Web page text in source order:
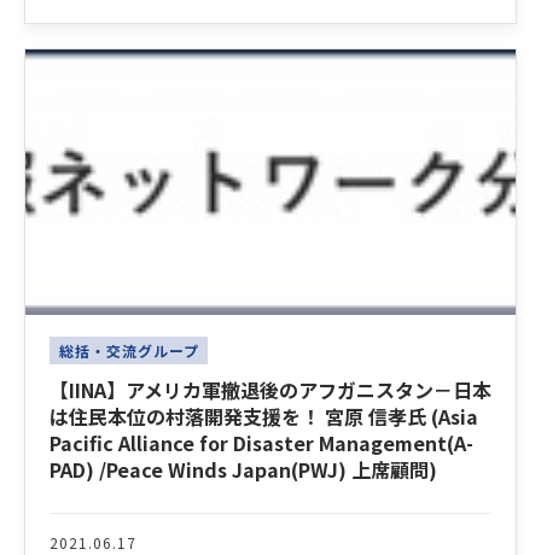
総括・交流グループ
【IINA】アメリカ軍撤退後のアフガニスタン－日本
は住民本位の村落開発支援を！ 宮原 信孝氏 (Asia
Pacific Alliance for Disaster Management(A-
PAD) /Peace Winds Japan(PWJ) 上席顧問)
2021.06.17